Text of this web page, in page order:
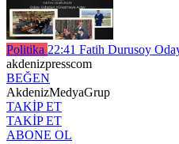
Politika 22:41 Fatih Durusoy
akdenizpresscom
BEĞEN
AkdenizMedyaGrup
TAKİP ET
TAKİP ET
ABONE OL